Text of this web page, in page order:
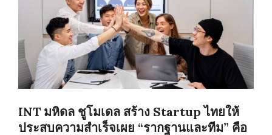
INT มหิดล ชูโมเดล สร้าง Startup ไทยให้
ประสบความสำเร็จเผย “รากฐานและทีม” คือ